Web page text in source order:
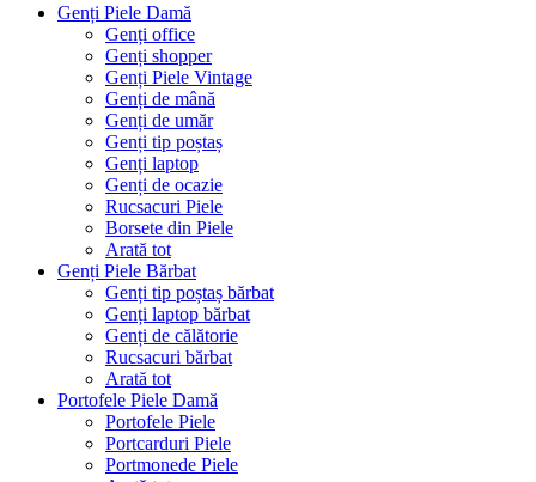
Genți Piele Damă
Genți office
Genți shopper
Genți Piele Vintage
Genți de mână
Genți de umăr
Genți tip poștaș
Genți laptop
Genți de ocazie
Rucsacuri Piele
Borsete din Piele
Arată tot
Genți Piele Bărbat
Genți tip poștaș bărbat
Genți laptop bărbat
Genți de călătorie
Rucsacuri bărbat
Arată tot
Portofele Piele Damă
Portofele Piele
Portcarduri Piele
Portmonede Piele